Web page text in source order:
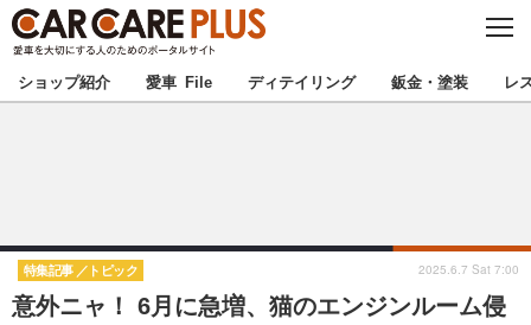
C
S
E
★カーケアプラス認定★ 厳選プロショップを地域から探す
甲信越 北陸
東海 関西
ショップ紹介 愛車 File ディテイリング 鈑金・塗装 レ
意外ニャ！ 6月に急増、猫のエンジンルーム侵
特集記事 トピック 2025.6.7 Sat 7:00